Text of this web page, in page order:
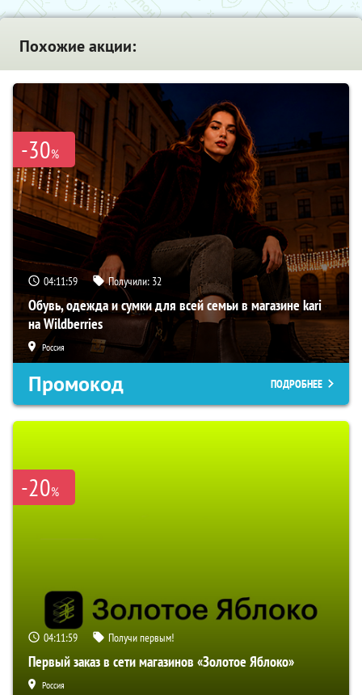
Похожие акции:
-30%
04:11:58 Получили: 32
Обувь, одежда и сумки для всей семьи в магазине kari
на Wildberries
Россия
Промокод ПОДРОБНЕЕ
-20%
04:11:58 Получи первым!
Первый заказ в сети магазинов «Золотое Яблоко»
Россия